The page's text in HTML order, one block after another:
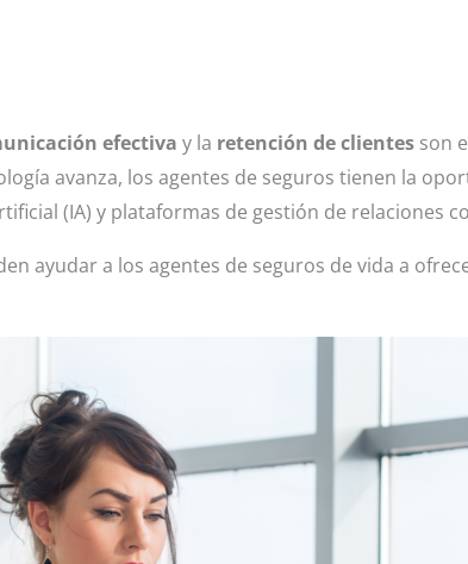
efectiva y la retención de clientesson
avanza, los agentes de seguros tienen la
(IA) y plataformas de gestión de relaciones
ayudar a los agentes de seguros de vida a